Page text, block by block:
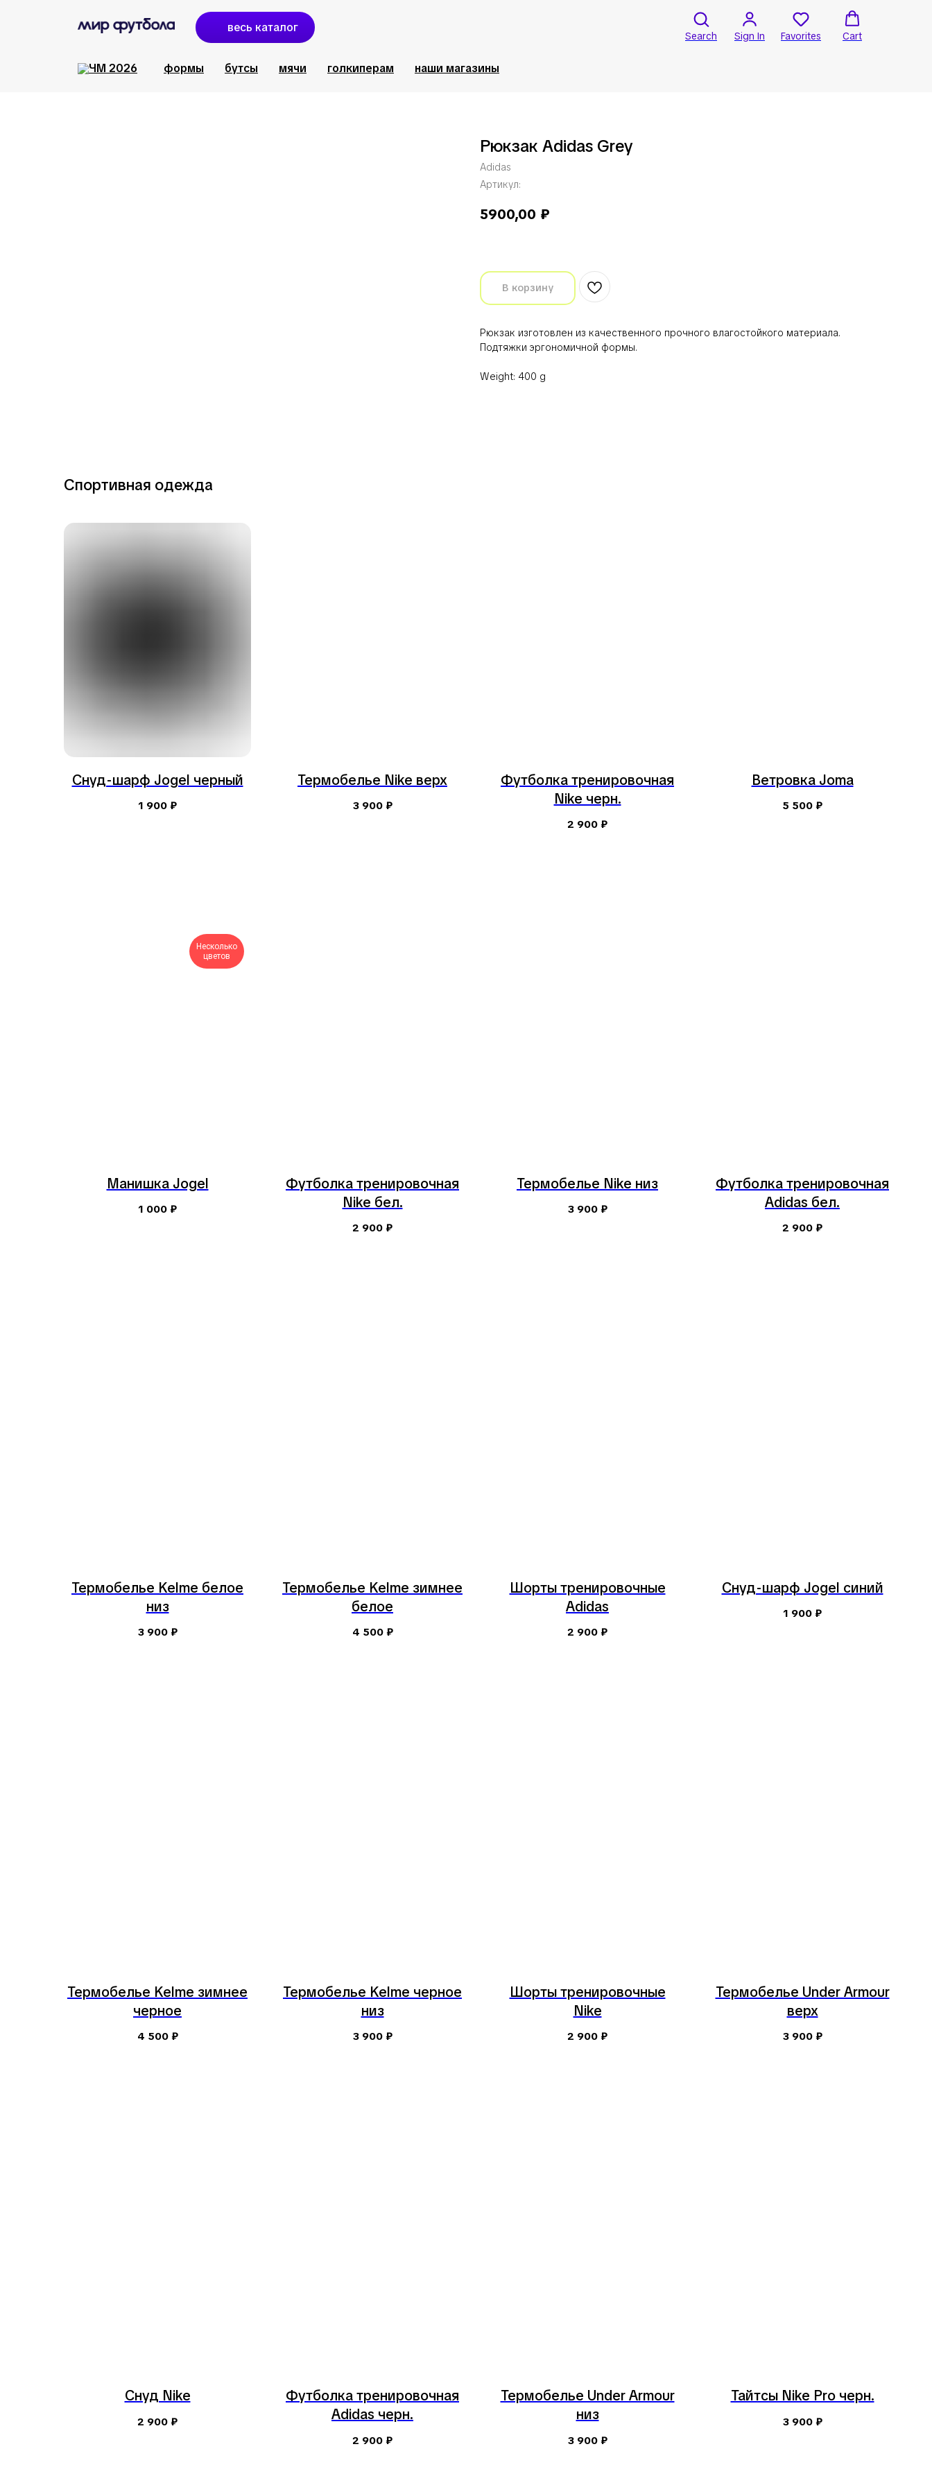
весь каталог
Search Sign In Favorites Cart
формы бутсы мячи голкиперам наши магазины
Рюкзак Adidas Grey
Adidas
Артикул:
5900,00 ₽
В корзину
Рюкзак изготовлен из качественного прочного влагостойкого материала.
Подтяжки эргономичной формы.
Weight: 400 g
Спортивная одежда
Снуд-шарф Jogel черный
1 900 ₽
Термобелье Nike верх
3 900 ₽
Футболка тренировочная
Nike черн.
2 900 ₽
Ветровка Joma
5 500 ₽
Несколько
цветов
Манишка Jogel
1 000 ₽
Футболка тренировочная
Nike бел.
2 900 ₽
Термобелье Nike низ
3 900 ₽
Футболка тренировочная
Adidas бел.
2 900 ₽
Термобелье Kelme белое
низ
3 900 ₽
Термобелье Kelme зимнее
белое
4 500 ₽
Шорты тренировочные
Adidas
2 900 ₽
Снуд-шарф Jogel синий
1 900 ₽
Термобелье Kelme зимнее
черное
4 500 ₽
Термобелье Kelme черное
низ
3 900 ₽
Шорты тренировочные
Nike
2 900 ₽
Термобелье Under Armour
верх
3 900 ₽
Снуд Nike
2 900 ₽
Футболка тренировочная
Adidas черн.
2 900 ₽
Термобелье Under Armour
низ
3 900 ₽
Тайтсы Nike Pro черн.
3 900 ₽